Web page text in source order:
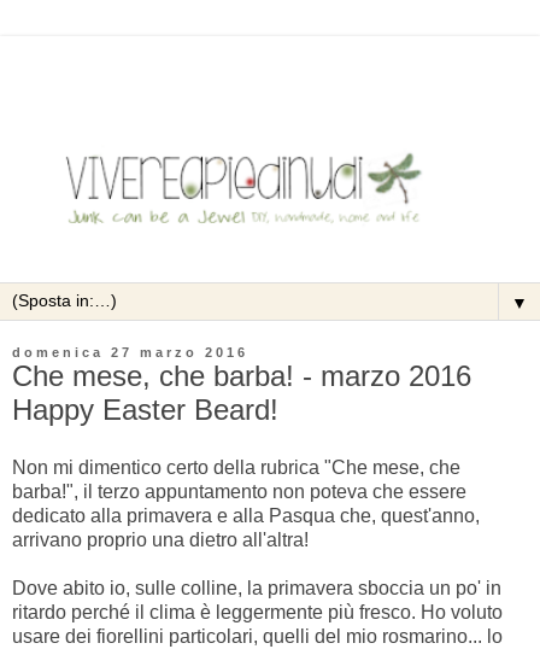
▼
domenica 27 marzo 2016
Che mese, che barba! - marzo 2016
Happy Easter Beard!
Non mi dimentico certo della rubrica "Che mese, che
barba!", il terzo appuntamento non poteva che essere
dedicato alla primavera e alla Pasqua che, quest'anno,
arrivano proprio una dietro all'altra!
Dove abito io, sulle colline, la primavera sboccia un po' in
ritardo perché il clima è leggermente più fresco. Ho voluto
usare dei fiorellini particolari, quelli del mio rosmarino... lo